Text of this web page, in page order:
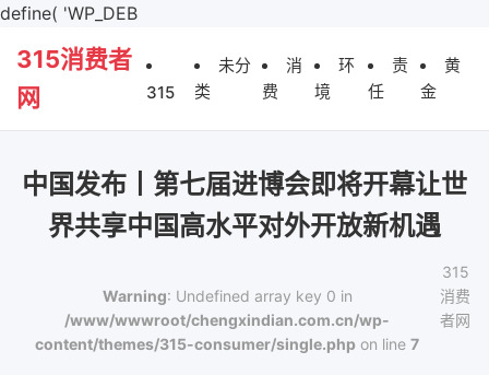
define( 'WP_DEB
315消费者
网
315
未分
类
消
费
环
境
责
任
黄
金
中国发布丨第七届进博会即将开幕让世
界共享中国高水平对外开放新机遇
Warning: Undefined array key 0 in
/www/wwwroot/chengxindian.com.cn/wp-
content/themes/315-consumer/single.php on line7
315
消费
者网